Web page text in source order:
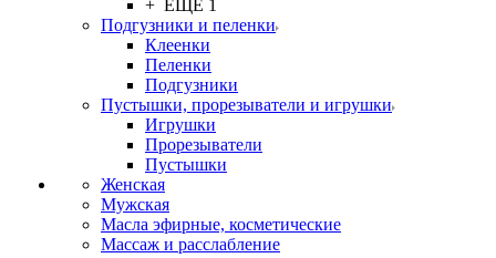
+ ЕЩЕ 1
Подгузники и пеленки
Клеенки
Пеленки
Подгузники
Пустышки, прорезыватели и игрушки
Игрушки
Прорезыватели
Пустышки
Женская
Мужская
Масла эфирные, косметические
Массаж и расслабление